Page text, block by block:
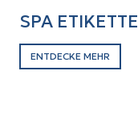
SPA ETIKETTE
ENTDECKE MEHR